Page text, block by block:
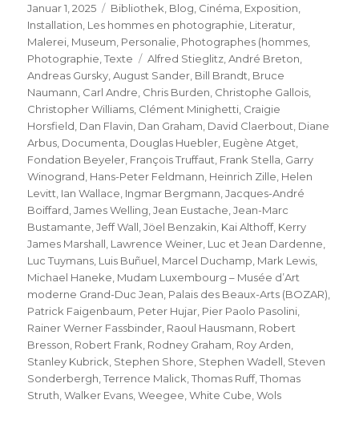
Veröffentlicht
am
Januar 1, 2025 Kategorien
Bibliothek, Blog, Cinéma, Exposition,
Installation, Les hommes en photographie, Literatur,
Malerei, Museum, Personalie, Photographes (hommes,
Photographie,Texte Schlagwörter
Alfred Stieglitz,André Breton,
Andreas Gursky,August Sander, Bill Brandt, Bruce
Naumann, Carl Andre, Chris Burden, Christophe Gallois,
Christopher Williams, Clément Minighetti, Craigie
Horsfield, Dan Flavin, Dan Graham, David Claerbout, Diane
Arbus, Documenta, Douglas Huebler, Eugène Atget,
Fondation Beyeler, François Truffaut, Frank Stella, Garry
Winogrand, Hans-Peter Feldmann, Heinrich Zille, Helen
Levitt, Ian Wallace, Ingmar Bergmann,Jacques-André
Boiffard,James Welling,Jean Eustache,Jean-Marc
Bustamante,Jeff Wall,Jöel Benzakin, Kai Althoff, Kerry
James Marshall, Lawrence Weiner, Luc et Jean Dardenne,
Luc Tuymans, Luis Buñuel, Marcel Duchamp, Mark Lewis,
Michael Haneke, Mudam Luxembourg – Musée d’Art
moderne Grand-Duc Jean, Palais des Beaux-Arts (BOZAR),
Patrick Faigenbaum, Peter Hujar, Pier Paolo Pasolini,
Rainer Werner Fassbinder, Raoul Hausmann, Robert
Bresson, Robert Frank, Rodney Graham, Roy Arden,
Stanley Kubrick, Stephen Shore, Stephen Wadell, Steven
Sonderbergh,Terrence Malick,Thomas Ruff,Thomas
Struth,Walker Evans,Weegee,White Cube,Wols